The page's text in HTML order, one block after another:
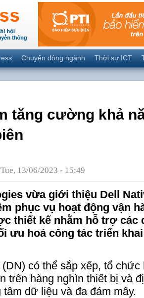
Chuyển động ngành Thời sự ICT
tăng cường khả
13/06/2023 - 15:49
vừa giới thiệu Dell
phục vụ hoạt động vận
thiết kế nhằm hỗ trợ các
ưu hoá công tác triển
có thể sắp xếp, tổ
trên hàng nghìn thiết bị và
tâm dữ liệu và đa đám mây.